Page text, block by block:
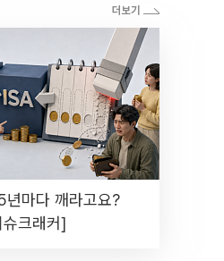
마다 깨라고요?
슈크래커]